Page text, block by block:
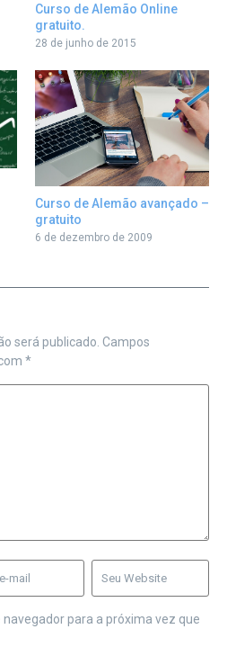
Curso de Alemão Online
gratuito.
28 de junho de 2015
Curso de Alemão avançado –
gratuito
6 de dezembro de 2009
será publicado. Campos
*
para a próxima vez que